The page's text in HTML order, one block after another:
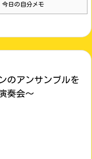
日の自分メモ
のアンサンブルを
奏会～